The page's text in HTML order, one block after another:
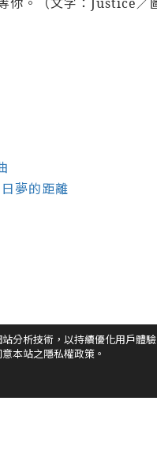
夢的距離
分析技術，以持續優化用戶體
本站之隱私權政策。